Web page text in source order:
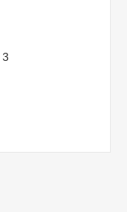
3 קעריות זכוכית עם מכסה